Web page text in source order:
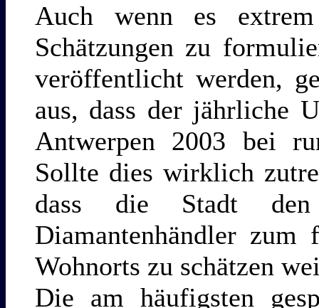
Auch wenn es
Schätzungen zu
veröffentlicht werden,
aus, dass der jährliche
Antwerpen 2003 bei
Sollte dies wirklich
dass die Stadt den
Diamantenhändler zum
Wohnorts zu schätzen
Die am häufigsten